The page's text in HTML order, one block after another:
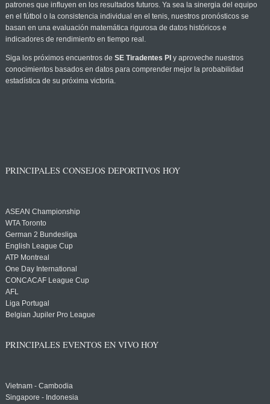
patrones que influyen en los resultados futuros. Ya sea la sinergia del equipo
en el fútbol o la consistencia individual en el tenis, nuestros pronósticos se
basan en una evaluación matemática rigurosa de datos históricos e
indicadores de rendimiento en tiempo real.
Siga los próximos encuentros de SE Tiradentes PI y aproveche nuestros
conocimientos basados en datos para comprender mejor la probabilidad
estadística de su próxima victoria.
PRINCIPALES CONSEJOS DEPORTIVOS HOY
ASEAN Championship
WTA Toronto
German 2 Bundesliga
English League Cup
ATP Montreal
One Day International
CONCACAF League Cup
AFL
Liga Portugal
Belgian Jupiler Pro League
PRINCIPALES EVENTOS EN VIVO HOY
Vietnam - Cambodia
Singapore - Indonesia